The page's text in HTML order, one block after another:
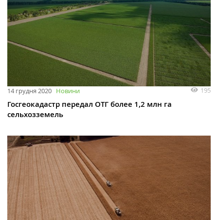
14 грудня 2020 Новини 195
Госгеокадастр передал ОТГ более 1,2 млн га
сельхозземель